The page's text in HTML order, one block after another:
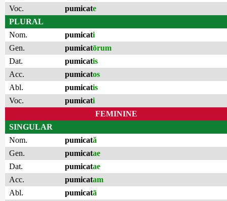
Voc.
pumicate
PLURAL
Nom.
pumicati
Gen.
pumicatōrum
Dat.
pumicatis
Acc.
pumicatos
Abl.
pumicatis
Voc.
pumicati
FEMININE
SINGULAR
Nom.
pumicată
Gen.
pumicatae
Dat.
pumicatae
Acc.
pumicatam
Abl.
pumicatā